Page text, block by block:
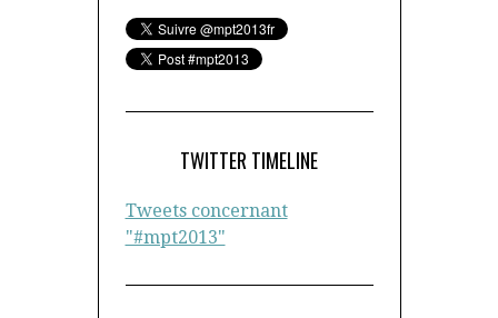
TWITTER TIMELINE
Tweets concernant
"#mpt2013"